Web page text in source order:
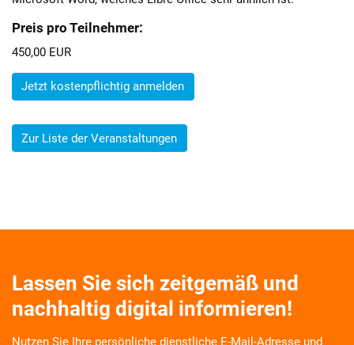
Preis pro Teilnehmer:
450,00 EUR
Jetzt kostenpflichtig anmelden
Zur Liste der Veranstaltungen
Lassen Sie sich zeitgemäß und
nachhaltig digital informieren!
Nutzen Sie Ihre persönliche dienstliche E-Mail-Adresse und